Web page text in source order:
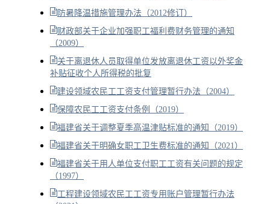
防暑降温措施管理办法（2012修订）
财政部关于企业加强职工福利费财务管理的通知
（2009）
关于离退休人员取得单位发放离退休工资以外奖金
补贴征收个人所得税的批复
建设领域农民工工资支付管理暂行办法（2004）
保障农民工工资支付条例（2019）
福建省关于调整夏季高温津贴标准的通知（2019）
福建省关于明确女职工卫生费标准的通知（2021）
福建省关于用人单位支付职工工资有关问题的规定
（1997）
工程建设领域农民工工资专用账户管理暂行办法